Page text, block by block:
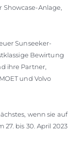
Anlage,
Sunseeker-
Bewirtung
ihre Partner,
und Volvo
wenn sie auf
bis 30. April 2023